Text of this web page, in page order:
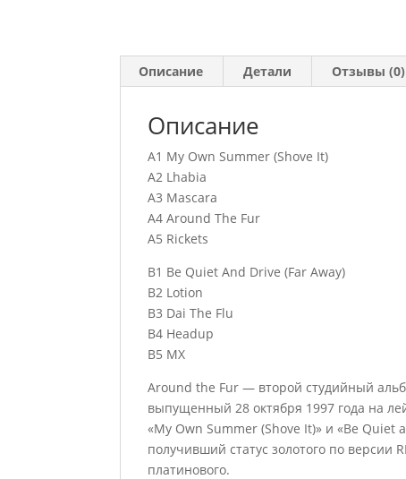
Описание Детали Отзывы (0)
Описание
A1 My Own Summer (Shove It)
A2 Lhabia
A3 Mascara
A4 Around The Fur
A5 Rickets
B1 Be Quiet And Drive (Far Away)
B2 Lotion
B3 Dai The Flu
B4 Headup
B5 MX
Around the Fur — второй студийный
выпущенный 28 октября 1997 года на
«My Own Summer (Shove It)» и «Be
получивший статус золотого по версии
платинового.